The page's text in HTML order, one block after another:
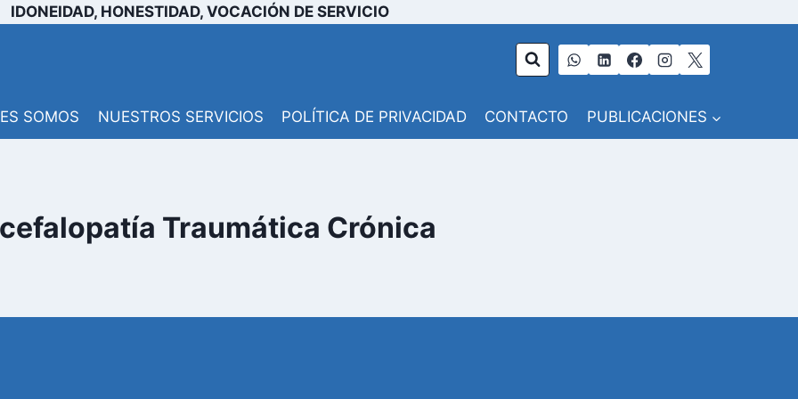
IDONEIDAD, HONESTIDAD, VOCACIÓN DE SERVICIO
SOMOS NUESTROS SERVICIOS POLÍTICA DE PRIVACIDAD CONTACTO PUBLICACIONES
Traumática Crónica